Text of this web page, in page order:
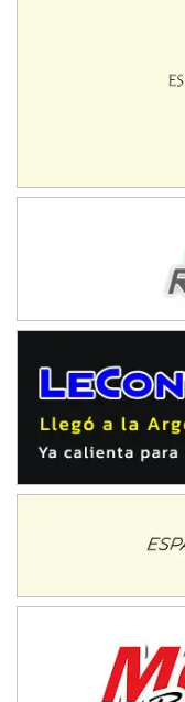
TUCUMANO - F5